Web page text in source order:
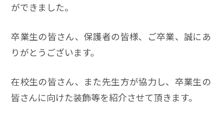
ができました。
卒業生の皆さん、保護者の皆様、ご卒業、誠にあ
りがとうございます。
在校生の皆さん、また先生方が協力し、卒業生の
皆さんに向けた装飾等を紹介させて頂きます。